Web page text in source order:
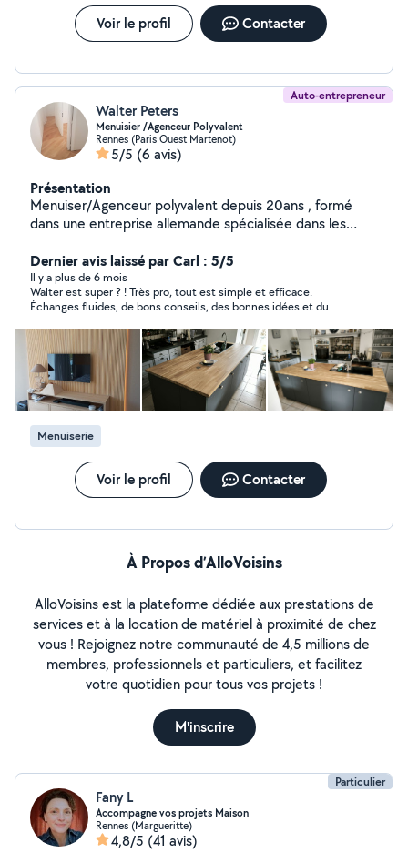
Voir le profil Contacter
Auto-entrepreneur
Walter Peters
Menuisier /Agenceur Polyvalent
Rennes (Paris Ouest Martenot)
5/5 (6 avis)
Présentation
Menuiser/Agenceur polyvalent depuis 20ans , formé
dans une entreprise allemande spécialisée dans les
savoir faire dans plus de 15 pays. Précision, efficacité et
créativité sont mon standard. Un problème? Un
imprévu? Je suis le professionnel qu'il vous faut Vous
avez des idées d'aménagement d'intérieur ou
d'extérieur? Moi je les réalise! Si jamais vous avez des
questions ou besoin d'un devis, n'hésitez pas, Au plaisir
de vous renseigner et d'être votre solution
Dernier avis laissé par Carl : 5/5
Il y a plus de 6 mois
Walter est super ? ! Très pro, tout est simple et efficace.
Échanges fluides, de bons conseils, des bonnes idées et du
Menuiserie
Voir le profil Contacter
À Propos d’AlloVoisins
AlloVoisins est la plateforme dédiée aux prestations de
services et à la location de matériel à proximité de chez
vous ! Rejoignez notre communauté de 4,5 millions de
membres, professionnels et particuliers, et facilitez
votre quotidien pour tous vos projets !
M'inscrire
Particulier
Fany L
Accompagne vos projets Maison
Rennes (Margueritte)
4,8/5 (41 avis)